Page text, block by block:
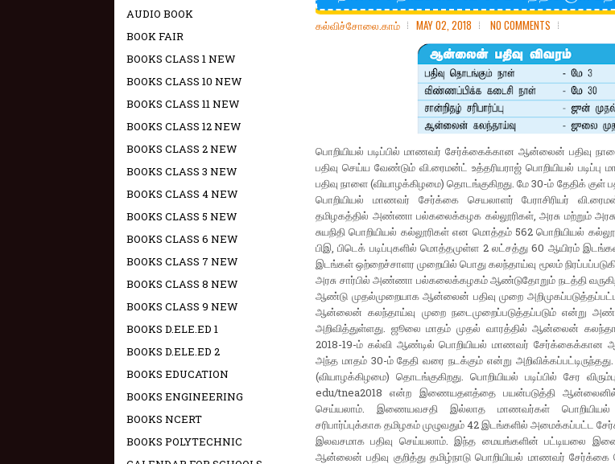
கல்விச்சோலை.காம் MAY 02, 2018 NO COMMENTS
பொறியியல் படிப்பில் மாணவர் சேர்க்கைக்கான ஆன்லைன் பதிவு
பதிவு செய்ய வேண்டும் வி.ரைமன்ட் உத்தரியராஜ் பொறியியல்
பதிவு நாளை (வியாழக்கிழமை) தொடங்குகிறது. மே 30-ம் தேதிக் குள்
பொறியியல் மாணவர் சேர்க்கை செயலாளர் பேராசிரியர்
தமிழகத்தில் அண்ணா பல்கலைக்கழக கல்லூரிகள், அரசு மற்றும் அரசு
சுயநிதி பொறியியல் கல்லூரிகள் என மொத்தம் 562 பொறியியல்
பிஇ, பிடெக் படிப்புகளில் மொத்தமுள்ள 2 லட்சத்து 60 ஆயிரம்
இடங்கள் ஒற்றைச்சாளர முறையில் பொது கலந்தாய்வு மூலம்
அரசு சார்பில் அண்ணா பல்கலைக்கழகம் ஆண்டுதோறும் நடத்தி
ஆண்டு முதல்முறையாக ஆன்லைன் பதிவு முறை
ஆன்லைன் கலந்தாய்வு முறை நடைமுறைப்படுத்தப்படும் என்று
அறிவித்துள்ளது. ஜூலை மாதம் முதல் வாரத்தில் ஆன்லைன்
2018-19-ம் கல்வி ஆண்டில் பொறியியல் மாணவர் சேர்க்கைக்கான
அந்த மாதம் 30-ம் தேதி வரை நடக்கும் என்று
(வியாழக்கிழமை) தொடங்குகிறது. பொறியியல் படிப்பில் சேர
edu/tnea2018 என்ற இணையதளத்தை பயன்படுத்தி ஆன்லைனில்
செய்யலாம். இணையவசதி இல்லாத மாணவர்கள்
சரிபார்ப்புக்காக தமிழகம் முழுவதும் 42 இடங்களில் அமைக்கப்பட்ட
இலவசமாக பதிவு செய்யலாம். இந்த மையங்களின் பட்டியலை
ஆன்லைன் பதிவு குறித்து தமிழ்நாடு பொறியியல் மாணவர்
AUDIO BOOK
BOOK FAIR
BOOKS CLASS 1 NEW
BOOKS CLASS 10 NEW
BOOKS CLASS 11 NEW
BOOKS CLASS 12 NEW
BOOKS CLASS 2 NEW
BOOKS CLASS 3 NEW
BOOKS CLASS 4 NEW
BOOKS CLASS 5 NEW
BOOKS CLASS 6 NEW
BOOKS CLASS 7 NEW
BOOKS CLASS 8 NEW
BOOKS CLASS 9 NEW
BOOKS D.ELE.ED 1
BOOKS D.ELE.ED 2
BOOKS EDUCATION
BOOKS ENGINEERING
BOOKS NCERT
BOOKS POLYTECHNIC